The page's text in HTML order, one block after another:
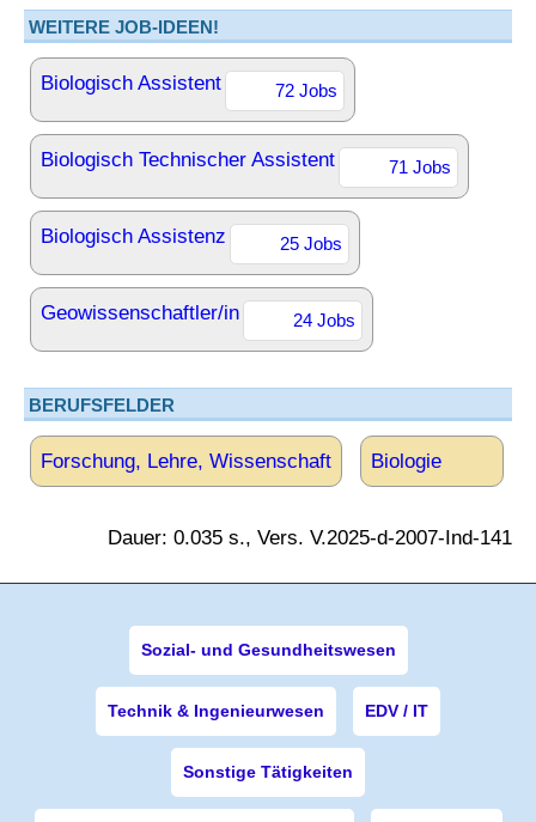
WEITERE JOB-IDEEN!
Biologisch Assistent 72 Jobs
Biologisch Technischer Assistent 71 Jobs
Biologisch Assistenz 25 Jobs
Geowissenschaftler/in 24 Jobs
BERUFSFELDER
Forschung, Lehre, Wissenschaft Biologie
Dauer: 0.035 s., Vers. V.2025-d-2007-Ind-141
Sozial- und Gesundheitswesen
Technik & Ingenieurwesen EDV / IT
Sonstige Tätigkeiten